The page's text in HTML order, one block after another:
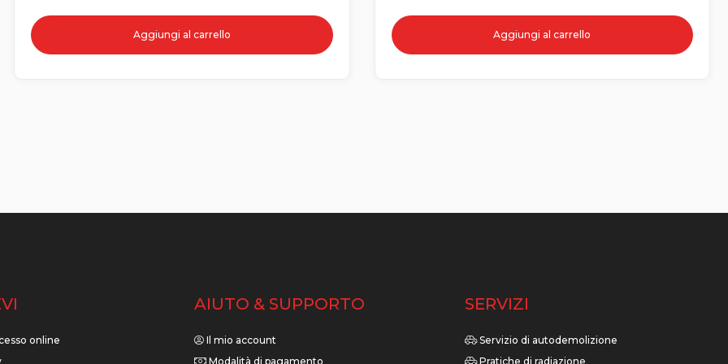
Aggiungi al carrello Aggiungi al carrello
online
AIUTO & SUPPORTO
Il mio account
Modalità di pagamento
SERVIZI
Servizio di autodemolizione
Pratiche di radiazione